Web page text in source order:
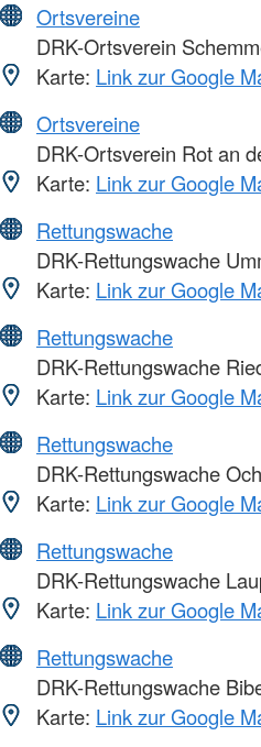
Ortsvereine
DRK-Ortsverein
Karte: Link zur Google
Ortsvereine
DRK-Ortsverein Rot an
Karte: Link zur Google
Rettungswache
DRK-Rettungswache
Karte: Link zur Google
Rettungswache
DRK-Rettungswache
Karte: Link zur Google
Rettungswache
DRK-Rettungswache
Karte: Link zur Google
Rettungswache
DRK-Rettungswache
Karte: Link zur Google
Rettungswache
DRK-Rettungswache
Karte: Link zur Google